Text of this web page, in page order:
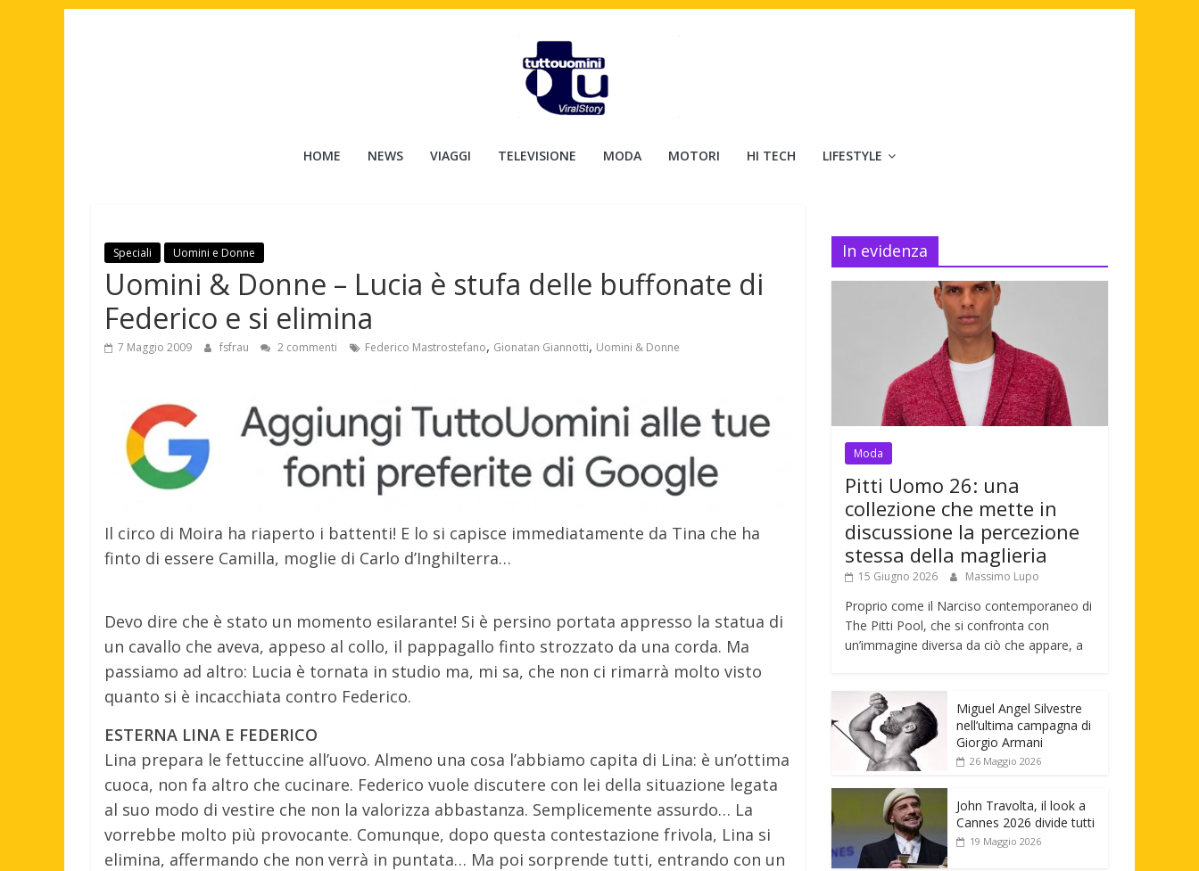
Tuttouomini
Motori,
gay
news
moda
HOME NEWS VIAGGI TELEVISIONE MODA MOTORI HI TECH LIFESTYLE
Speciali Uomini e Donne
Uomini & Donne – Lucia è stufa delle buffonate di
Federico e si elimina
7 Maggio 2009 fsfrau 2 commenti Federico Mastrostefano, Gionatan Giannotti, Uomini & Donne
Il circo di Moira ha riaperto i battenti! E lo si capisce immediatamente da Tina che ha
finto di essere Camilla, moglie di Carlo d’Inghilterra…
Devo dire che è stato un momento esilarante! Si è persino portata appresso la statua di
un cavallo che aveva, appeso al collo, il pappagallo finto strozzato da una corda. Ma
passiamo ad altro: Lucia è tornata in studio ma, mi sa, che non ci rimarrà molto visto
quanto si è incacchiata contro Federico.
ESTERNA LINA E FEDERICO
Lina prepara le fettuccine all’uovo. Almeno una cosa l’abbiamo capita di Lina: è un’ottima
cuoca, non fa altro che cucinare. Federico vuole discutere con lei della situazione legata
al suo modo di vestire che non la valorizza abbastanza. Semplicemente assurdo… La
vorrebbe molto più provocante. Comunque, dopo questa contestazione frivola, Lina si
elimina, affermando che non verrà in puntata… Ma poi sorprende tutti, entrando con un
In evidenza
Moda
Pitti Uomo 26: una
collezione che mette in
discussione la percezione
stessa della maglieria
15 Giugno 2026 Massimo Lupo
Proprio come il Narciso contemporaneo di
The Pitti Pool, che si confronta con
un’immagine diversa da ciò che appare, a
Miguel Angel Silvestre
nell’ultima campagna di
Giorgio Armani
26 Maggio 2026
John Travolta, il look a
Cannes 2026 divide tutti
19 Maggio 2026